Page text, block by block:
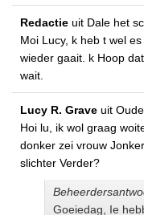
Redactie uit Dale het
Moi Lucy, k heb t wel
wieder gaait. k Hoop
wait.
Lucy R. Grave uit
Hoi lu, ik wol graag
donker zei vrouw
slichter Verder?
Goeiedag, Ie